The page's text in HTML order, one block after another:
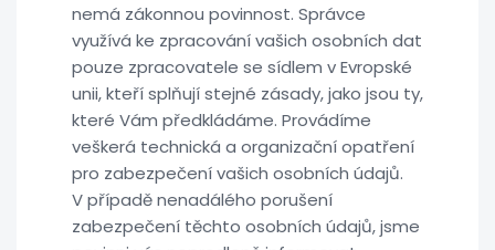
nemá zákonnou povinnost. Správce
využívá ke zpracování vašich osobních dat
pouze zpracovatele se sídlem v Evropské
unii, kteří splňují stejné zásady, jako jsou ty,
které Vám předkládáme. Provádíme
veškerá technická a organizační opatření
pro zabezpečení vašich osobních údajů.
V případě nenadálého porušení
zabezpečení těchto osobních údajů, jsme